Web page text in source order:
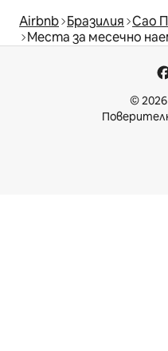
Airbnb Бразилия Сао
Места за месечно
©